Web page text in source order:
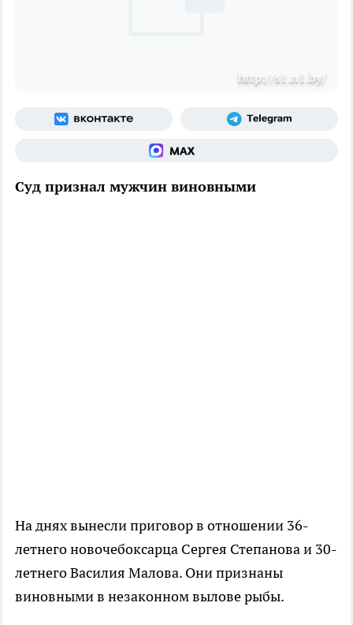
http://s1.n1.by/
Суд признал мужчин виновными
На днях вынесли приговор в отношении 36-
летнего новочебоксарца Сергея Степанова и 30-
летнего Василия Малова. Они признаны
виновными в незаконном вылове рыбы.